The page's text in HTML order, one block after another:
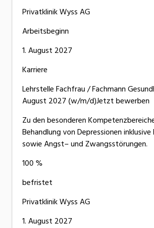
Privatklinik Wyss AG
Arbeitsbeginn
1. August 2027
Karriere
Lehrstelle Fachfrau / Fachmann
August 2027 (w/m/d)Jetzt bewerben
Zu den besonderen
Behandlung von Depressionen
sowie Angst– und Zwangsstörungen.
100 %
befristet
Privatklinik Wyss AG
1. August 2027